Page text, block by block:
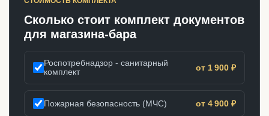
Сколько стоит комплект документов
для магазина-бара
Роспотребнадзор - санитарный
комплект
от 1 900 ₽
Пожарная безопасность (МЧС) от 4 900 ₽